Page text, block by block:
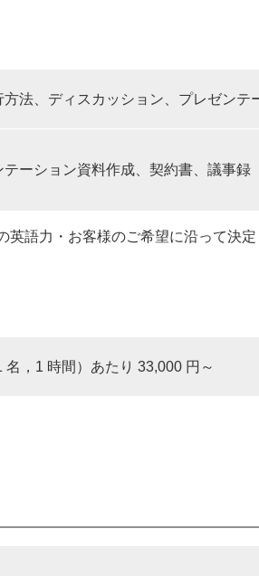
法、ディスカッション、プレゼンテ
ーション資料作成、契約書、議事録
英語力・お客様のご希望に沿って決
名，1 時間）あたり 33,000 円～